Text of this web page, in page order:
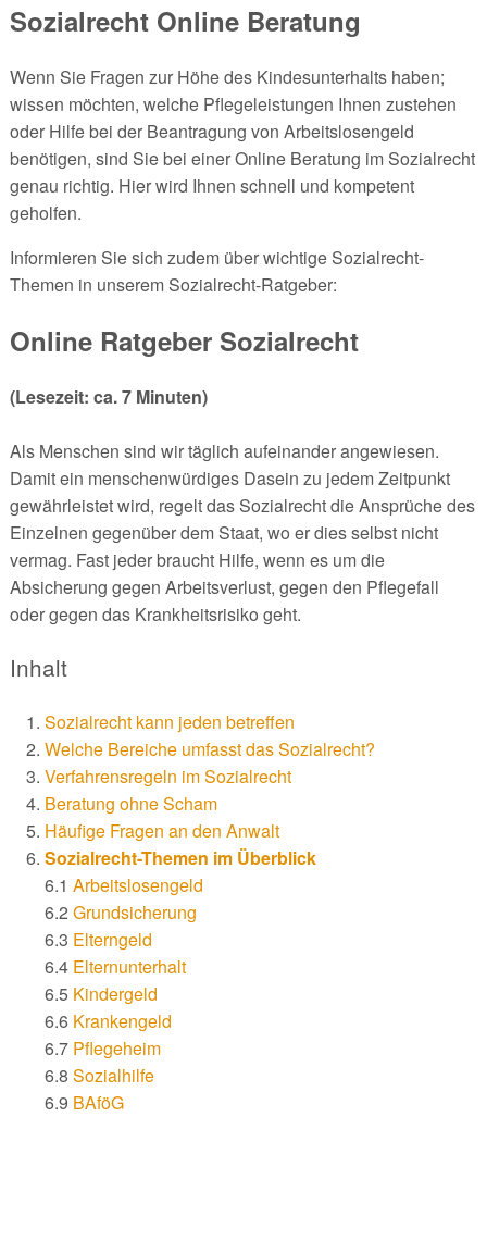
Sozialrecht Online Beratung
Wenn Sie Fragen zur Höhe des Kindesunterhalts haben;
wissen möchten, welche Pflegeleistungen Ihnen zustehen
oder Hilfe bei der Beantragung von Arbeitslosengeld
benötigen, sind Sie bei einer Online Beratung im Sozialrecht
genau richtig. Hier wird Ihnen schnell und kompetent
geholfen.
Informieren Sie sich zudem über wichtige Sozialrecht-
Themen in unserem Sozialrecht-Ratgeber:
Online Ratgeber Sozialrecht
(Lesezeit: ca. 7 Minuten)
Als Menschen sind wir täglich aufeinander angewiesen.
Damit ein menschenwürdiges Dasein zu jedem Zeitpunkt
gewährleistet wird, regelt das Sozialrecht die Ansprüche des
Einzelnen gegenüber dem Staat, wo er dies selbst nicht
vermag. Fast jeder braucht Hilfe, wenn es um die
Absicherung gegen Arbeitsverlust, gegen den Pflegefall
oder gegen das Krankheitsrisiko geht.
Inhalt
Sozialrecht kann jeden betreffen
Welche Bereiche umfasst das Sozialrecht?
Verfahrensregeln im Sozialrecht
Beratung ohne Scham
Häufige Fragen an den Anwalt
Sozialrecht-Themen im Überblick
6.1 Arbeitslosengeld
6.2 Grundsicherung
6.3 Elterngeld
6.4 Elternunterhalt
6.5 Kindergeld
6.6 Krankengeld
6.7 Pflegeheim
6.8 Sozialhilfe
6.9 BAföG